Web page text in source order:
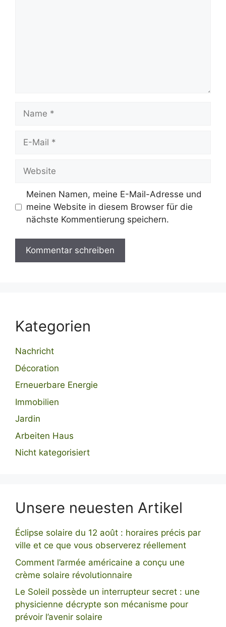
Mail
Meinen Namen, meine E-Mail-Adresse und
meine Website in diesem Browser für die
nächste Kommentierung speichern.
Kategorien
Nachricht
Décoration
Erneuerbare Energie
Immobilien
Jardin
Arbeiten Haus
Nicht kategorisiert
Unsere neuesten Artikel
Éclipse solaire du 12 août : horaires précis par
ville et ce que vous observerez réellement
Comment l’armée américaine a conçu une
crème solaire révolutionnaire
Le Soleil possède un interrupteur secret : une
physicienne décrypte son mécanisme pour
prévoir l’avenir solaire